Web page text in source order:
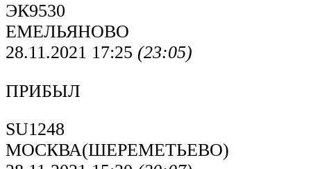
ЭК9530
ЕМЕЛЬЯНОВО
28.11.2021 17:25 (23:05)
ПРИБЫЛ
SU1248
МОСКВА(ШЕРЕМЕТЬЕВО)